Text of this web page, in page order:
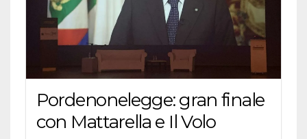
Pordenonelegge: gran finale
con Mattarella e Il Volo